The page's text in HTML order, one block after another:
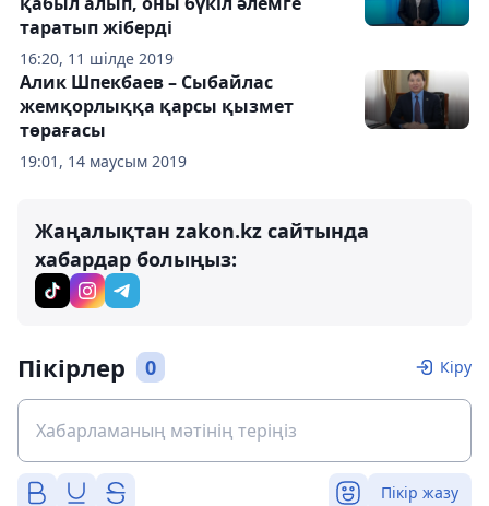
16:20, 11 шілде 2019
таратып жіберді
19:01, 14 маусым 2019
Алик Шпекбаев – Сыбайлас
жемқорлыққа қарсы қызмет
төрағасы
Жаңалықтан zakon.kz сайтында
хабардар болыңыз:
Пікірлер 0 Кіру
Пікір жазу